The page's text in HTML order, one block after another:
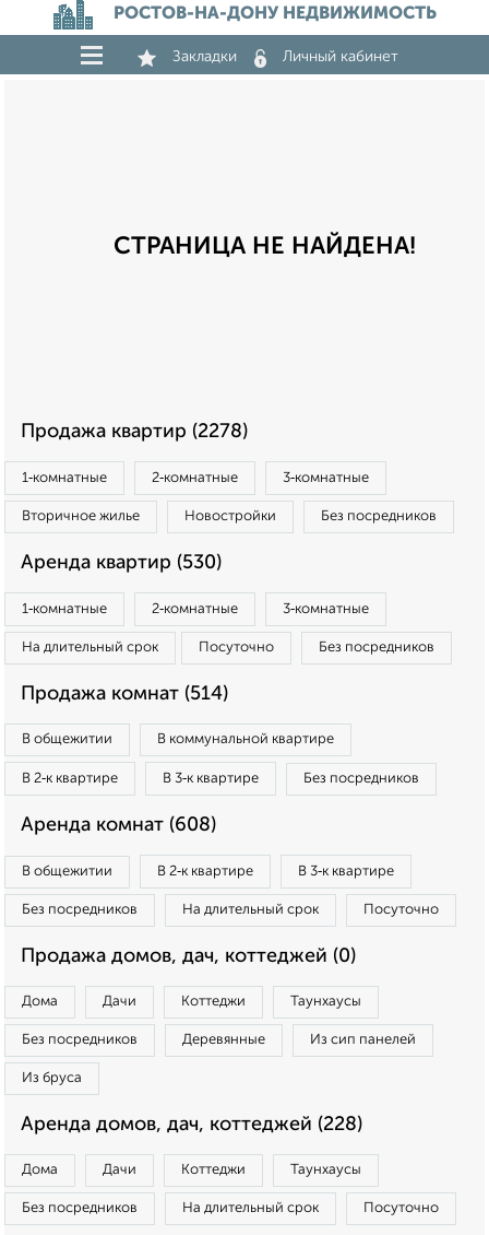
РОСТОВ-НА-ДОНУ НЕДВИЖИМОСТЬ
Закладки Личный кабинет
СТРАНИЦА НЕ НАЙДЕНА!
Продажа квартир (2278)
1‑комнатные 2‑комнатные 3‑комнатные
Вторичное жилье Новостройки Без посредников
Аренда квартир (530)
1‑комнатные 2‑комнатные 3‑комнатные
На длительный срок Посуточно Без посредников
Продажа комнат (514)
В общежитии В коммунальной квартире
В 2‑к квартире В 3‑к квартире Без посредников
Аренда комнат (608)
В общежитии В 2‑к квартире В 3‑к квартире
Без посредников На длительный срок Посуточно
Продажа домов, дач, коттеджей (0)
Дома Дачи Коттеджи Таунхаусы
Без посредников Деревянные Из сип панелей
Из бруса
Аренда домов, дач, коттеджей (228)
Дома Дачи Коттеджи Таунхаусы
Без посредников На длительный срок Посуточно